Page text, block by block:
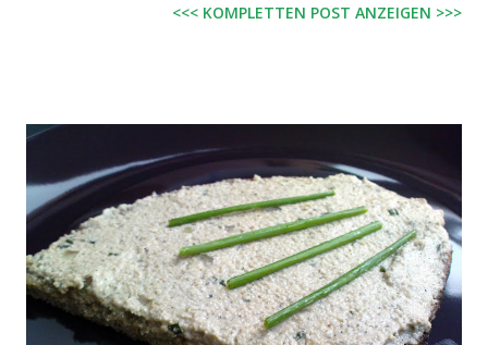
Koriander, Kurkuma, Zwiebeln, Chili, Pfeffer, Senfmehl,
kochen. Sojaschnetzel in der Brühe ca. 10 Minuten kochen,
anschließend auspressen und in einer heißen Pfanne mit
dem Öl ca. 4 Minuten von allen Seiten anbraten. Dann
Zucchini und Zwiebel hinzugeben und unter gelegentlichem
Rühren weitere 3 Minuten braten. Nun die Kokosmilch
hinzugeben und ca. 3 Minuten bei hoher Hitze kochen
lassen. Schließlich mit dem Reis verrühren und mit
<<< KOMPLETTEN POST ANZEIGEN >>>